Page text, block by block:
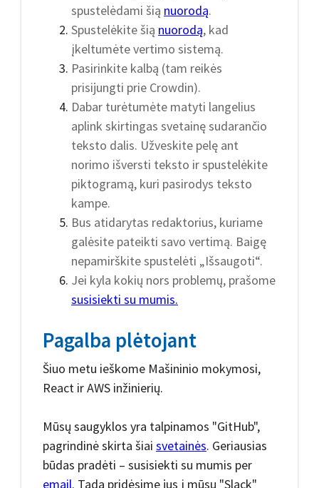
spustelėdami šią nuorodą.
Spustelėkite šią nuorodą, kad
įkeltumėte vertimo sistemą.
Pasirinkite kalbą (tam reikės
prisijungti prie Crowdin).
Dabar turėtumėte matyti langelius
aplink skirtingas svetainę sudarančio
teksto dalis. Užveskite pelę ant
norimo išversti teksto ir spustelėkite
piktogramą, kuri pasirodys teksto
kampe.
Bus atidarytas redaktorius, kuriame
galėsite pateikti savo vertimą. Baigę
nepamirškite spustelėti „Išsaugoti“.
Jei kyla kokių nors problemų, prašome
susisiekti su mumis.
Pagalba plėtojant
Šiuo metu ieškome Mašininio mokymosi,
React ir AWS inžinierių.
Mūsų saugyklos yra talpinamos "GitHub",
pagrindinė skirta šiai svetainės. Geriausias
būdas pradėti – susisiekti su mumis per
email. Tada pridėsime jus į mūsų "Slack"